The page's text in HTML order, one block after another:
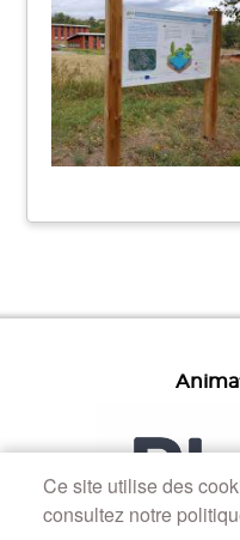
Ce site utilise des
consultez notre